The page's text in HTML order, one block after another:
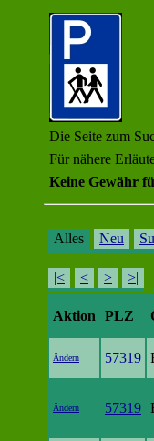
Die Seite zum
Für nähere
Keine Gewähr
Alles Neu
|< < > >|
Aktion PLZ
Ändern 57319
Ändern 57319